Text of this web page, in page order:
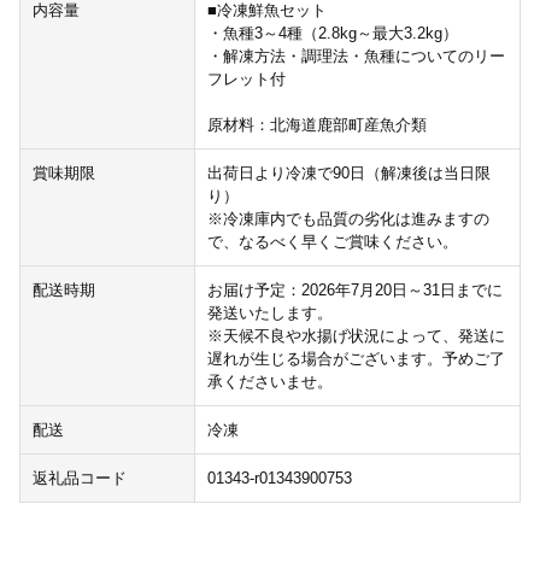
内容量
■冷凍鮮魚セット
・魚種3～4種（2.8kg～最大3.2kg）
・解凍方法・調理法・魚種についてのリー
フレット付
原材料：北海道鹿部町産魚介類
賞味期限
出荷日より冷凍で90日（解凍後は当日限
り）
※冷凍庫内でも品質の劣化は進みますの
で、なるべく早くご賞味ください。
配送時期
お届け予定：2026年7月20日～31日までに
発送いたします。
※天候不良や水揚げ状況によって、発送に
遅れが生じる場合がございます。予めご了
承くださいませ。
配送 冷凍
返礼品コード 01343-r01343900753